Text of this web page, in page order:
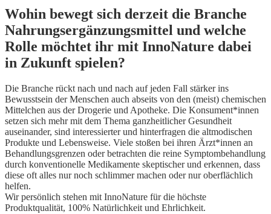
Wohin bewegt sich derzeit die Branche
Nahrungsergänzungsmittel und welche
Rolle möchtet ihr mit InnoNature dabei
in Zukunft spielen?
Die Branche rückt nach und nach auf jeden Fall stärker ins
Bewusstsein der Menschen auch abseits von den (meist) chemischen
Mittelchen aus der Drogerie und Apotheke. Die Konsument*innen
setzen sich mehr mit dem Thema ganzheitlicher Gesundheit
auseinander, sind interessierter und hinterfragen die altmodischen
Produkte und Lebensweise. Viele stoßen bei ihren Ärzt*innen an
Behandlungsgrenzen oder betrachten die reine Symptombehandlung
durch konventionelle Medikamente skeptischer und erkennen, dass
diese oft alles nur noch schlimmer machen oder nur oberflächlich
helfen.
Wir persönlich stehen mit InnoNature für die höchste
Produktqualität, 100% Natürlichkeit und Ehrlichkeit.